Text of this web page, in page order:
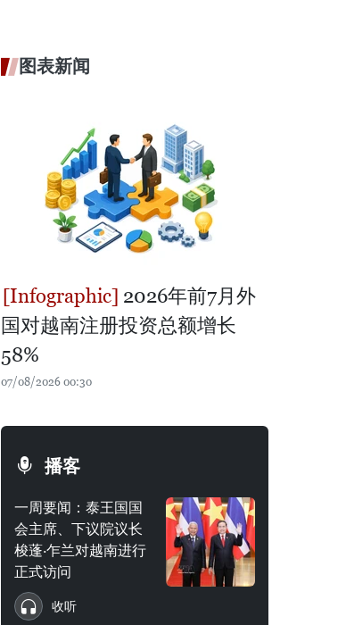
图表新闻
2026年前7月外
国对越南注册投资总额增长
58%
07/08/2026 00:30
播客
一周要闻：泰王国国
会主席、下议院议长
梭蓬·乍兰对越南进行
正式访问
收听